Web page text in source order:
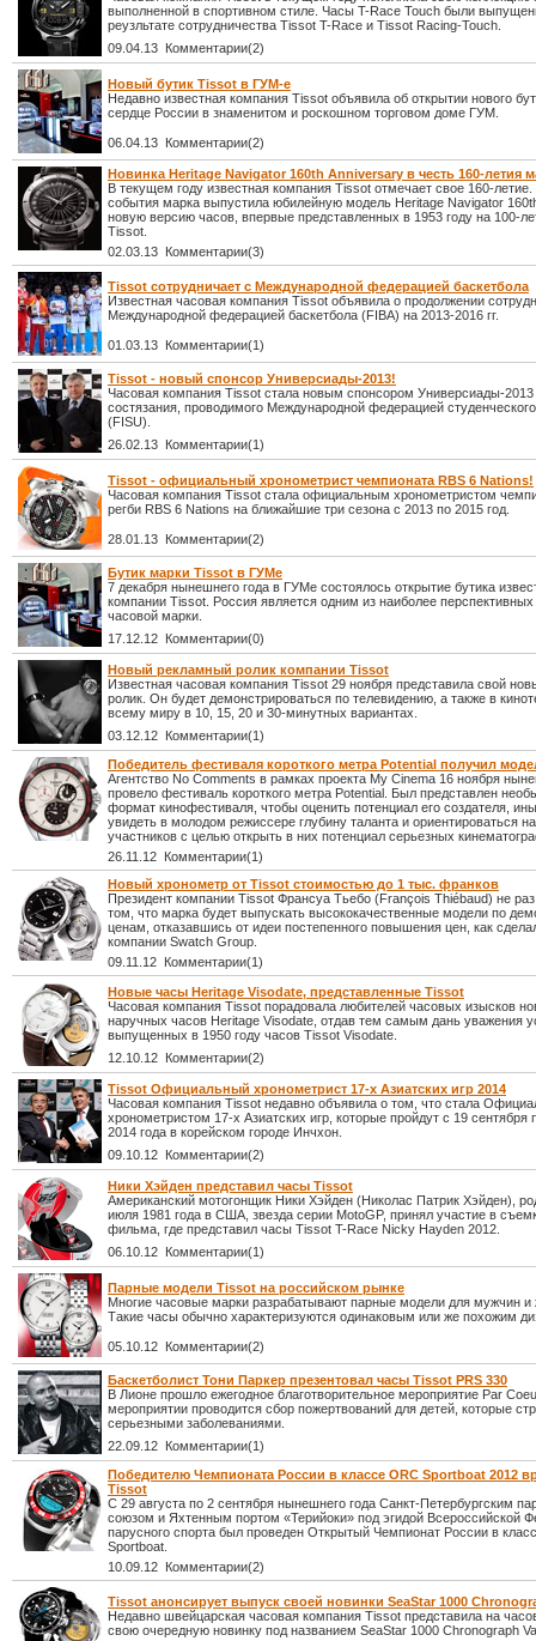
выполненной в спортивном стиле. Часы T-Race Touch были
реузльтате сотрудничества Tissot T-Race и Tissot Racing-Touch.
09.04.13 Комментарии(2)
Новый бутик Tissot в ГУМ-е
Недавно известная компания Tissot объявила об открытии нового
сердце России в знаменитом и роскошном торговом доме ГУМ.
06.04.13 Комментарии(2)
Новинка Heritage Navigator 160th Anniversary в честь 160-летия
В текущем году известная компания Tissot отмечает свое 160-летие.
события марка выпустила юбилейную модель Heritage Navigator
новую версию часов, впервые представленных в 1953 году на 100-
Tissot.
02.03.13 Комментарии(3)
Tissot сотрудничает с Международной федерацией баскетбола
Известная часовая компания Tissot объявила о продолжении
Международной федерацией баскетбола (FIBA) на 2013-2016 гг.
01.03.13 Комментарии(1)
Tissot - новый спонсор Универсиады-2013!
Часовая компания Tissot стала новым спонсором Универсиады-2013
состязания, проводимого Международной федерацией
(FISU).
26.02.13 Комментарии(1)
Tissot - официальный хронометрист чемпионата RBS 6 Nations!
Часовая компания Tissot стала официальным хронометристом
регби RBS 6 Nations на ближайшие три сезона с 2013 по 2015 год.
28.01.13 Комментарии(2)
Бутик марки Tissot в ГУМе
7 декабря нынешнего года в ГУМе состоялось открытие бутика
компании Tissot. Россия является одним из наиболее
часовой марки.
17.12.12 Комментарии(0)
Новый рекламный ролик компании Tissot
Известная часовая компания Tissot 29 ноября представила свой
ролик. Он будет демонстрироваться по телевидению, а также в
всему миру в 10, 15, 20 и 30-минутных вариантах.
03.12.12 Комментарии(1)
Победитель фестиваля короткого метра Potential получил
Агентство No Comments в рамках проекта My Cinema 16 ноября
провело фестиваль короткого метра Potential. Был представлен
формат кинофестиваля, чтобы оценить потенциал его создателя,
увидеть в молодом режиссере глубину таланта и ориентироваться
участников с целью открыть в них потенциал серьезных
26.11.12 Комментарии(1)
Новый хронометр от Tissot стоимостью до 1 тыс. франков
Президент компании Tissot Франсуа Тьебо (François Thiébaud) не раз
том, что марка будет выпускать высококачественные модели по
ценам, отказавшись от идеи постепенного повышения цен, как
компании Swatch Group.
09.11.12 Комментарии(1)
Новые часы Heritage Visodate, представленные Tissot
Часовая компания Tissot порадовала любителей часовых изысков
наручных часов Heritage Visodate, отдав тем самым дань уважения
выпущенных в 1950 году часов Tissot Visodate.
12.10.12 Комментарии(2)
Tissot Официальный хронометрист 17-х Азиатских игр 2014
Часовая компания Tissot недавно объявила о том, что стала
хронометристом 17-х Азиатских игр, которые пройдут с 19 сентября
2014 года в корейском городе Инчхон.
09.10.12 Комментарии(2)
Ники Хэйден представил часы Tissot
Американский мотогонщик Ники Хэйден (Николас Патрик Хэйден),
июля 1981 года в США, звезда серии MotoGP, принял участие в
фильма, где представил часы Tissot T-Race Nicky Hayden 2012.
06.10.12 Комментарии(1)
Парные модели Tissot на российском рынке
Многие часовые марки разрабатывают парные модели для мужчин
Такие часы обычно характеризуются одинаковым или же похожим
05.10.12 Комментарии(2)
Баскетболист Тони Паркер презентовал часы Tissot PRS 330
В Лионе прошло ежегодное благотворительное мероприятие Par
мероприятии проводится сбор пожертвований для детей, которые
серьезными заболеваниями.
22.09.12 Комментарии(1)
Победителю Чемпионата России в классе ORC Sportboat 2012
Tissot
С 29 августа по 2 сентября нынешнего года Санкт-Петербургским
союзом и Яхтенным портом «Терийоки» под эгидой Всероссийской
парусного спорта был проведен Открытый Чемпионат России в
Sportboat.
10.09.12 Комментарии(2)
Tissot анонсирует выпуск своей новинки SeaStar 1000
Недавно швейцарская часовая компания Tissot представила на
свою очередную новинку под названием SeaStar 1000 Chronograph